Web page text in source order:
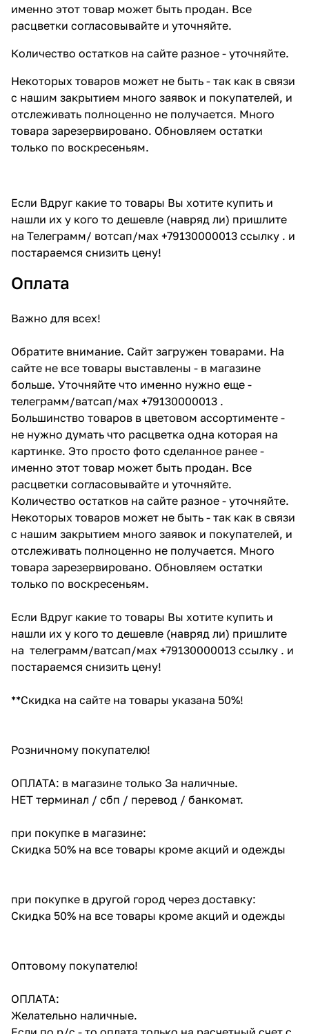
именно этот товар может быть продан. Все
расцветки согласовывайте и уточняйте.
Количество остатков на сайте разное - уточняйте.
Некоторых товаров может не быть - так как в связи
с нашим закрытием много заявок и покупателей, и
отслеживать полноценно не получается. Много
товара зарезервировано. Обновляем остатки
только по воскресеньям.
Если Вдруг какие то товары Вы хотите купить и
нашли их у кого то дешевле (навряд ли) пришлите
на Телеграмм/ вотсап/мах +79130000013 ссылку . и
постараемся снизить цену!
Оплата
Важно для всех!
Обратите внимание. Сайт загружен товарами. На
сайте не все товары выставлены - в магазине
больше. Уточняйте что именно нужно еще -
телеграмм/ватсап/мах +79130000013 .
Большинство товаров в цветовом ассортименте -
не нужно думать что расцветка одна которая на
картинке. Это просто фото сделанное ранее -
именно этот товар может быть продан. Все
расцветки согласовывайте и уточняйте.
Количество остатков на сайте разное - уточняйте.
Некоторых товаров может не быть - так как в связи
с нашим закрытием много заявок и покупателей, и
отслеживать полноценно не получается. Много
товара зарезервировано. Обновляем остатки
только по воскресеньям.
Если Вдруг какие то товары Вы хотите купить и
нашли их у кого то дешевле (навряд ли) пришлите
на телеграмм/ватсап/мах +79130000013 ссылку . и
постараемся снизить цену!
**Скидка на сайте на товары указана 50%!
Розничному покупателю!
ОПЛАТА: в магазине только За наличные.
НЕТ терминал / сбп / перевод / банкомат.
при покупке в магазине:
Скидка 50% на все товары кроме акций и одежды
при покупке в другой город через доставку:
Скидка 50% на все товары кроме акций и одежды
Оптовому покупателю!
ОПЛАТА:
Желательно наличные.